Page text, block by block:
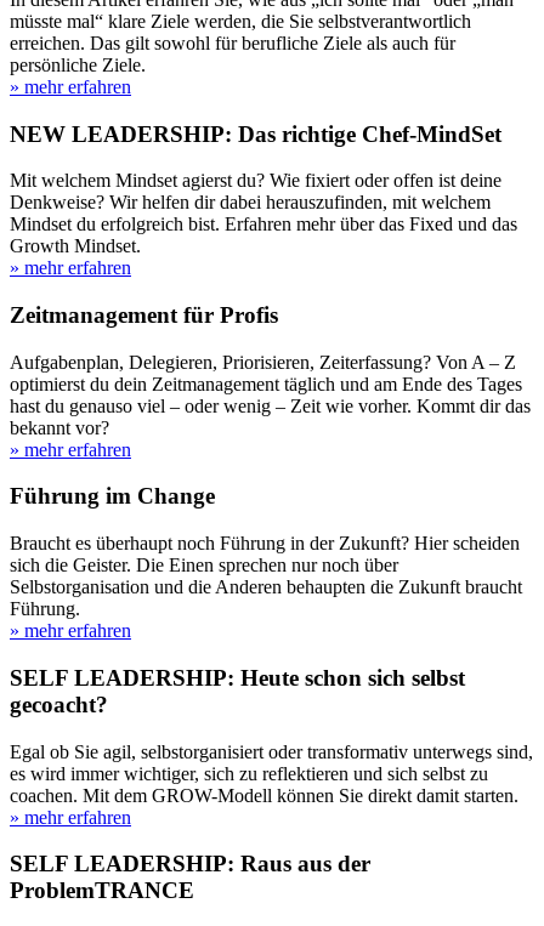
müsste mal“ klare Ziele werden, die Sie selbstverantwortlich
erreichen. Das gilt sowohl für berufliche Ziele als auch für
persönliche Ziele.
» mehr erfahren
NEW LEADERSHIP: Das richtige Chef-MindSet
Mit welchem Mindset agierst du? Wie fixiert oder offen ist deine
Denkweise? Wir helfen dir dabei herauszufinden, mit welchem
Mindset du erfolgreich bist. Erfahren mehr über das Fixed und das
Growth Mindset.
» mehr erfahren
Zeitmanagement für Profis
Aufgabenplan, Delegieren, Priorisieren, Zeiterfassung? Von A – Z
optimierst du dein Zeitmanagement täglich und am Ende des Tages
hast du genauso viel – oder wenig – Zeit wie vorher. Kommt dir das
bekannt vor?
» mehr erfahren
Führung im Change
Braucht es überhaupt noch Führung in der Zukunft? Hier scheiden
sich die Geister. Die Einen sprechen nur noch über
Selbstorganisation und die Anderen behaupten die Zukunft braucht
Führung.
» mehr erfahren
SELF LEADERSHIP: Heute schon sich selbst
gecoacht?
Egal ob Sie agil, selbstorganisiert oder transformativ unterwegs sind,
es wird immer wichtiger, sich zu reflektieren und sich selbst zu
coachen. Mit dem GROW-Modell können Sie direkt damit starten.
» mehr erfahren
SELF LEADERSHIP: Raus aus der
ProblemTRANCE